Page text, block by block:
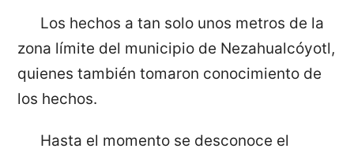
Los hechos a tan solo unos metros de la
zona límite del municipio de Nezahualcóyotl,
quienes también tomaron conocimiento de
los hechos.
Hasta el momento se desconoce el